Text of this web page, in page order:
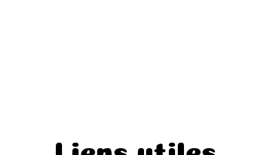
Liens utiles